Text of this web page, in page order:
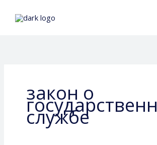
закон о
службе